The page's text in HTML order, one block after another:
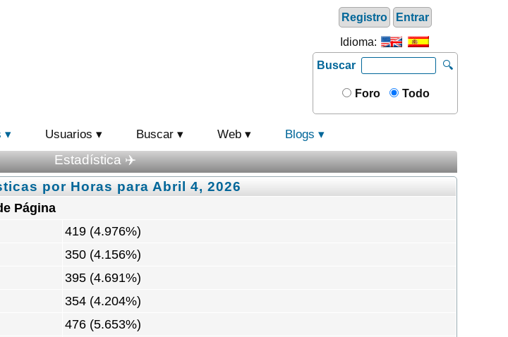
Registro Entrar
Idioma:
Buscar
🔍
Foro Todo
Usuarios Buscar Web Blogs
Estadística ✈️
por Horas para Abril 4, 2026
Página
419 (4.976%)
350 (4.156%)
395 (4.691%)
354 (4.204%)
476 (5.653%)